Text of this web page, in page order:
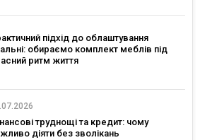
підхід до облаштування
обираємо комплект меблів під
ритм життя
труднощі та кредит: чому
діяти без зволікань